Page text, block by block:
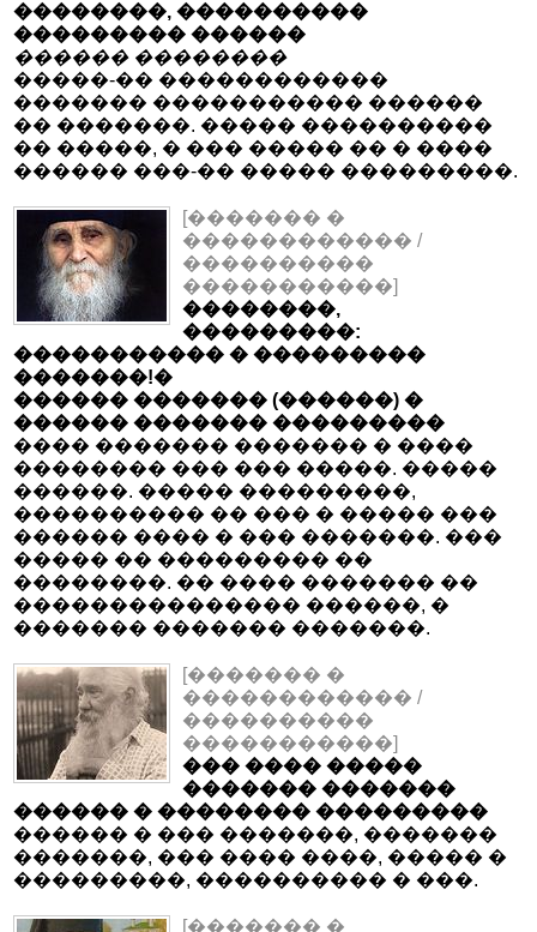
��������, ����������
��������� ������
������ ��������
�����-�� ������������
������� ����������� ������
�� �������. ����� ����������
�� �����, � ��� ����� �� � ����
������ ���-�� ����� ���������.
[������� �
������������ /
����������
�����������]
��������,
���������:
����������� � ���������
�������!�
������ ������� (������) �
������ ������� ���������
���� ������� ������� � ����
�������� ��� ��� �����. �����
������. ����� ���������,
���������� �� ��� � ����� ���
������ ���� � ��� �������. ���
����� �� ��������� ��
��������. �� ���� ������� ��
��������������� ������, �
������� ������� �������.
[������� �
������������ /
����������
�����������]
��� ���� �����
������� �������
������ � �������� ���������
������ � ��� �������, �������
�������, ��� ���� ����, ����� �
���������, ���������� � ���.
[������� �